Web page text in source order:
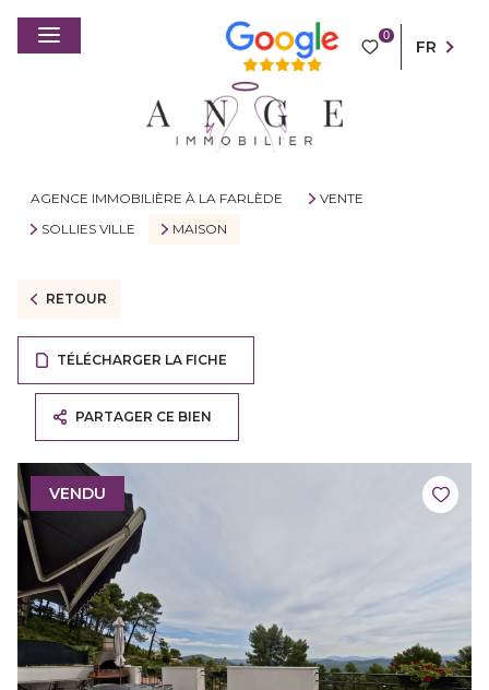
0
FR
AGENCE IMMOBILIÈRE À LA FARLÈDE
VENTE
SOLLIES VILLE
MAISON
RETOUR
TÉLÉCHARGER LA FICHE
PARTAGER CE BIEN
VENDU